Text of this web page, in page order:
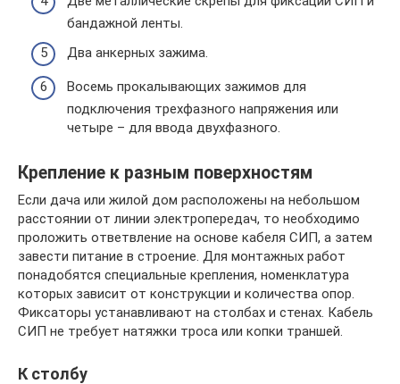
бандажной ленты.
Два анкерных зажима.
Восемь прокалывающих зажимов для
подключения трехфазного напряжения или
четыре – для ввода двухфазного.
Крепление к разным поверхностям
Если дача или жилой дом расположены на небольшом
расстоянии от линии электропередач, то необходимо
проложить ответвление на основе кабеля СИП, а затем
завести питание в строение. Для монтажных работ
понадобятся специальные крепления, номенклатура
которых зависит от конструкции и количества опор.
Фиксаторы устанавливают на столбах и стенах. Кабель
СИП не требует натяжки троса или копки траншей.
К столбу